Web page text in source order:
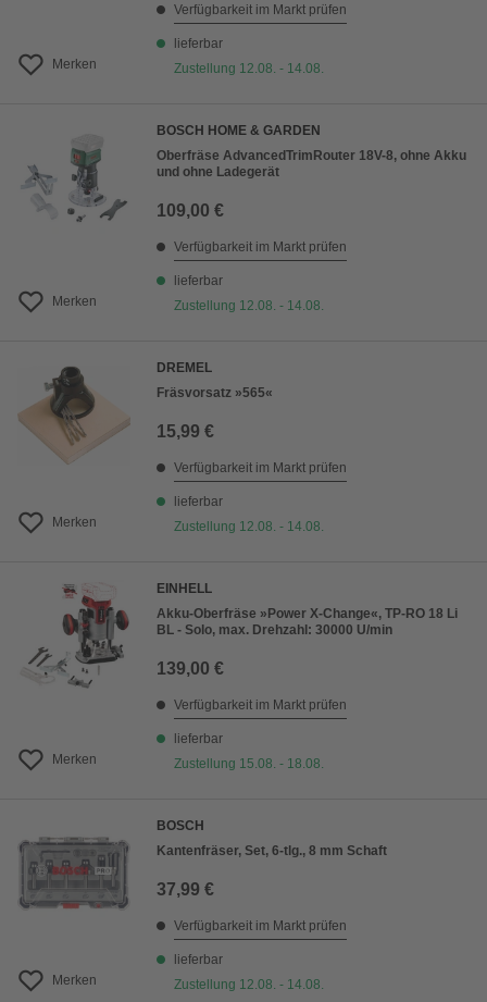
Merken
Verfügbarkeit im Markt prüfen
lieferbar
Zustellung 12.08. - 14.08.
Merken
BOSCH HOME & GARDEN
Oberfräse AdvancedTrimRouter 18V-8, ohne Akku
und ohne Ladegerät
109,00 €
Verfügbarkeit im Markt prüfen
lieferbar
Zustellung 12.08. - 14.08.
Merken
DREMEL
Fräsvorsatz »565«
15,99 €
Verfügbarkeit im Markt prüfen
lieferbar
Zustellung 12.08. - 14.08.
Merken
EINHELL
Akku-Oberfräse »Power X-Change«, TP-RO 18 Li
BL - Solo, max. Drehzahl: 30000 U/min
139,00 €
Verfügbarkeit im Markt prüfen
lieferbar
Zustellung 15.08. - 18.08.
Merken
BOSCH
Kantenfräser, Set, 6-tlg., 8 mm Schaft
37,99 €
Verfügbarkeit im Markt prüfen
lieferbar
Zustellung 12.08. - 14.08.